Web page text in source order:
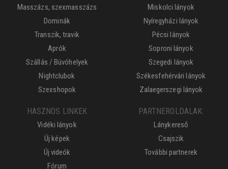
Masszázs, szexmasszázs
Dominák
Transzik, travik
Aprók
Szállás / Búvóhelyek
Nightclubok
Szexshopok
Miskolci lányok
Nyíregyházi lányok
Pécsi lányok
Soproni lányok
Szegedi lányok
Székesfehérvári lányok
Zalaegerszegi lányok
HASZNOS LINKEK
Vidéki lányok
Új képek
Új videók
Fórum
PARTNEROLDALAK:
Lánykereső
Csajszik
További partnerek